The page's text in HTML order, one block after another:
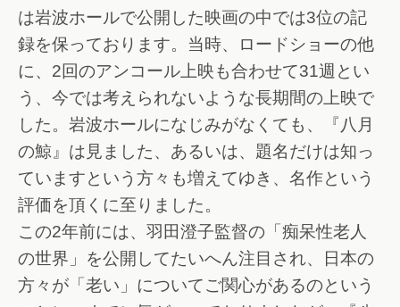
は岩波ホールで公開した映画の中では3位の記
録を保っております。当時、ロードショーの他
に、2回のアンコール上映も合わせて31週とい
う、今では考えられないような長期間の上映で
した。岩波ホールになじみがなくても、『八月
の鯨』は見ました、あるいは、題名だけは知っ
ていますという方々も増えてゆき、名作という
評価を頂くに至りました。
この2年前には、羽田澄子監督の「痴呆性老人
の世界」を公開してたいへん注目され、日本の
方々が「老い」についてご関心があるのという